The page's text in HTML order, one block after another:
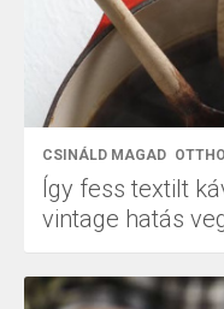
CSINÁLD MAGAD
Így fess textilt
vintage hatás